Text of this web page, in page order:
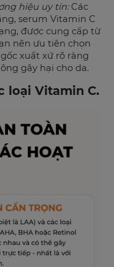
hiệu uy tín:Các
serum Vitamin C
được cung cấp từ
nên ưu tiên chọn
xuất xứ rõ ràng
gây hại cho da.
loại Vitamin C.